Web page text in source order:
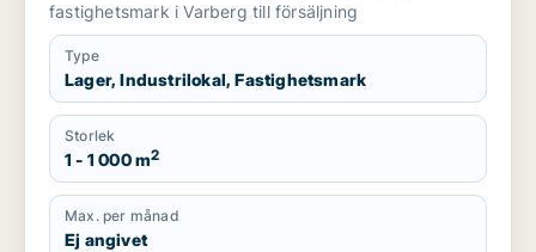
fastighetsmark i Varberg till försäljning
Type
Lager, Industrilokal, Fastighetsmark
Storlek
1 - 1 000 m2
Max. per månad
Ej angivet